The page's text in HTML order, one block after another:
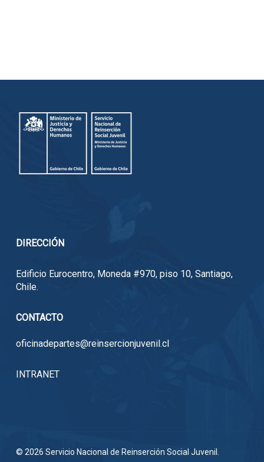
DIRECCIÓN
Edificio Eurocentro, Moneda #970, piso 10, Santiago,
Chile.
CONTACTO
oficinadepartes@reinsercionjuvenil.cl
INTRANET
© 2026 Servicio Nacional de Reinserción Social Juvenil.